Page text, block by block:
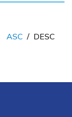
ASC / DESC